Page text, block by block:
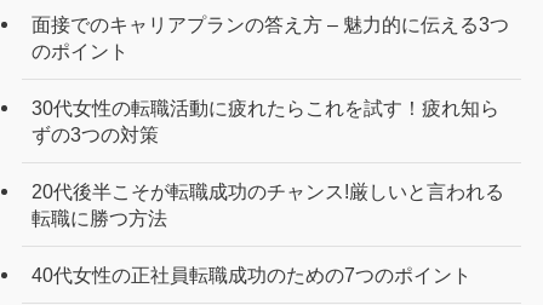
面接でのキャリアプランの答え方 – 魅力的に伝える3つ
のポイント
30代女性の転職活動に疲れたらこれを試す！疲れ知ら
ずの3つの対策
20代後半こそが転職成功のチャンス!厳しいと言われる
転職に勝つ方法
40代女性の正社員転職成功のための7つのポイント